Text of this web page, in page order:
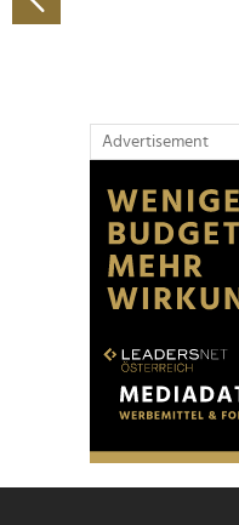
gesammelt haben.
Advertisement